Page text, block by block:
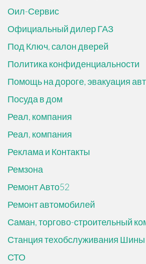
Оил-Сервис
Официальный дилер ГАЗ
Под Ключ, салон дверей
Политика конфиденциальности
Помощь на дороге, эвакуация
Посуда в дом
Реал, компания
Реал, компания
Реклама и Контакты
Ремзона
Ремонт Авто52
Ремонт автомобилей
Саман, торгово-строительный
Станция техобслуживания Шины
СТО